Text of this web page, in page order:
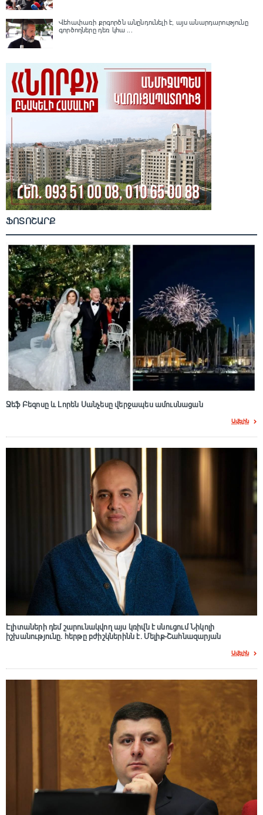
Վեհափառի քրգործն անընդունելի է, այս անարդարությունը
գործողները դեռ կհա ...
ՖՈՏՈՇԱՐՔ
Ջեֆ Բեզոսը և Լորեն Սանչեսը վերջապես ամուսնացան
Ավելին
Էլիտաների դեմ շարունակվող այս կռիվն է սնուցում Նիկոլի
իշխանությունը. հերթը բժիշկներինն է. Մելիք-Շահնազարյան
Ավելին